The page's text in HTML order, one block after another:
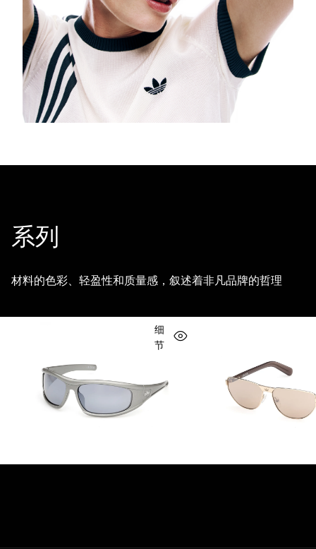
系列
材料的色彩、轻盈性和质量感，叙述着非凡品牌的哲理
细
节